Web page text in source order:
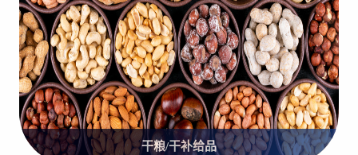
干粮/干补给品